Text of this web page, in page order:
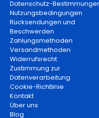
Datenschutz-
Nutzungsbedingungen
Rücksendungen und
Beschwerden
Zahlungsmethoden
Versandmethoden
Widerrufsrecht
Zustimmung zur
Datenverarbeitung
Cookie-Richtlinie
Kontakt
Über uns
Blog